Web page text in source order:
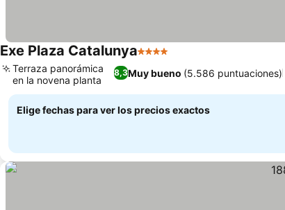
Exe Plaza Catalunya4 Estrellas
8,3Muy bueno (5.586 puntuaciones)
Terraza panorámica
en la novena planta
Elige fechas para ver los precios exactos